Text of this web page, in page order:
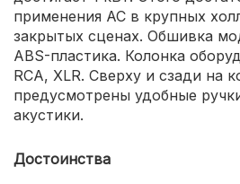
применения АС в крупных
закрытых сценах. Обшивка
ABS-пластика. Колонка
RCA, XLR. Сверху и сзади на
предусмотрены удобные
акустики.
Достоинства